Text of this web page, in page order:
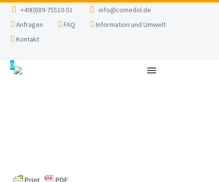
+49(0)89-75510-51
info@comedol.de
Anfragen
FAQ
Information und Umwelt
Kontakt
0